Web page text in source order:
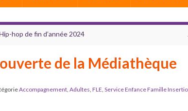
hop de fin d’année 2024
de la Médiathèque
Accompagnement, Adultes, FLE, Service Enfance Famille